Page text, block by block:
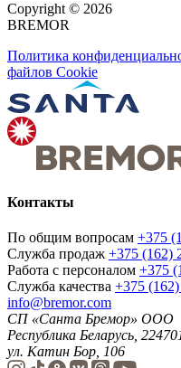
Copyright © 2026
BREMOR
Политика
файлов Cookie
Контакты
По общим вопросам +375
Служба продаж +375 (162)
Работа с персоналом +375
Служба качества +375
info@bremor.com
СП «Санта Бремор» ООО
Республика Беларусь,
ул. Катин Бор, 106